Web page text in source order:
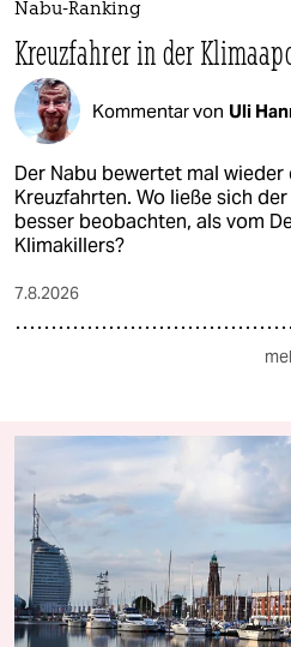
Nabu-Ranking
Kreuzfahrer in der
Kommentar von Uli
Der Nabu bewertet mal
Kreuzfahrten. Wo ließe sich
besser beobachten, als vom
Klimakillers?
7.8.2026